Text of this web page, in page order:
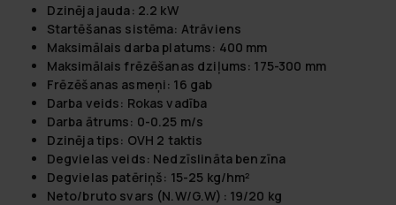
Dzinēja jauda: 2.2 kW
Startēšanas sistēma: Atrāviens
Maksimālais darba platums: 400 mm
Maksimālais frēzēšanas dziļums: 175-300 mm
Frēzēšanas asmeņi: 16 gab
Darba veids: Rokas vadība
Darba ātrums: 0-0.25 m/s
Dzinēja tips: OVH 2 taktis
Degvielas veids: Nedzīslināta benzīna
Degvielas patēriņš: 15-25 kg/hm²
Neto/bruto svars (N.W/G.W): 19/20 kg